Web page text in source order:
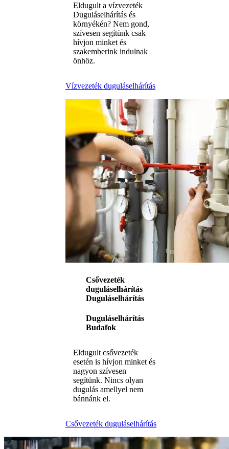
Eldugult a vízvezeték
Duguláselhárítás és
környékén? Nem gond,
szívesen segítünk csak
hívjon minket és
szakemberink indulnak
önhöz.
Vízvezeték duguláselhárítás
Csővezeték
duguláselhárítás
Duguláselhárítás
Duguláselhárítás
Budafok
Eldugult csővezeték
esetén is hívjon minket és
nagyon szívesen
segítünk. Nincs olyan
dugulás amellyel nem
bánnánk el.
Csővezeték duguláselhárítás